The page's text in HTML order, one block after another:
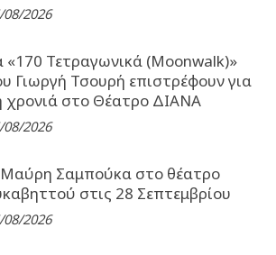
08/2026
«170 Τετραγωνικά (Moonwalk)»
Γιωργή Τσουρή επιστρέφουν για
χρονιά στο Θέατρο ΔΙΑΝΑ
08/2026
Σαμπούκα στο θέατρο
στις 28 Σεπτεμβρίου
08/2026